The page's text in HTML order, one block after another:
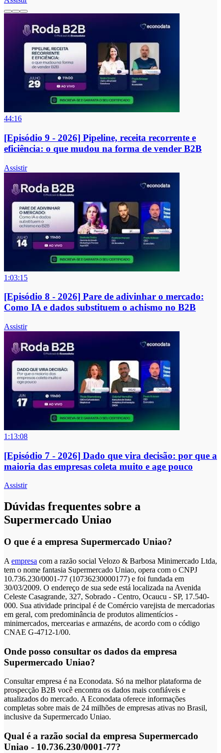
44:16
[Episódio 9 - 2026] Pipeline, receita recorrente e
eficiência: o que mudou na forma de vender B2B
Assistir
1:03:15
[Episódio 8 - 2026] Pare de adivinhar o mercado:
Como IA e dados substituem o achismo no B2B
Assistir
1:13:08
[Episódio 7 - 2026] Dado que vira decisão: por que a
maioria das empresas coleta muito e age pouco
Assistir
Dúvidas frequentes sobre a
Supermercado Uniao
O que é a empresa Supermercado Uniao?
A empresa com a razão social Velozo & Barbosa Minimercado Ltda,
tem o nome fantasia Supermercado Uniao, opera com o CNPJ
10.736.230/0001-77 (10736230000177) e foi fundada em
30/03/2009. O endereço de sua sede está localizada na Avenida
Celeste Casagrande, 327, Sobrado - Centro, Ocaucu - SP, 17.540-
000. Sua atividade principal é de Comércio varejista de mercadorias
em geral, com predominância de produtos alimentícios -
minimercados, mercearias e armazéns, de acordo com o código
CNAE G-4712-1/00.
Onde posso consultar os dados da empresa
Supermercado Uniao?
Consultar empresa é na Econodata. Só na melhor plataforma de
prospecção B2B você encontra os dados mais confiáveis e
atualizados do mercado. A Econodata oferece informações
completas sobre mais de 24 milhões de empresas ativas no Brasil,
inclusive da Supermercado Uniao.
Qual é a razão social da empresa Supermercado
Uniao - 10.736.230/0001-77?